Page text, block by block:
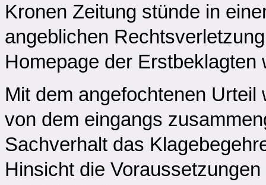
Kronen Zeitung stünde in
angeblichen
Homepage der
Mit dem angefochtenen
von dem eingangs
Sachverhalt das
Hinsicht die